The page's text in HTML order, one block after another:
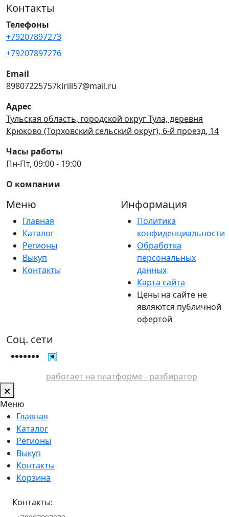
Контакты
Телефоны
+79207897273
+79207897276
Email
89807225757kirill57@mail.ru
Адрес
Тульская область, городской округ Тула, деревня
Крюково (Торховский сельский округ), 6-й проезд, 14
Часы работы
Пн-Пт, 09:00 - 19:00
О компании
Меню
Главная
Каталог
Регионы
Выкуп
Контакты
Информация
Политика
конфиденциальности
Обработка
персональных
данных
Карта сайта
Цены на сайте не
являются публичной
офертой
Соц. сети
работает на платформе - разбиратор
Меню
Главная
Каталог
Регионы
Выкуп
Контакты
Корзина
Контакты: